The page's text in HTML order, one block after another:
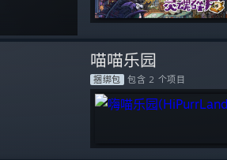
喵喵乐园
捆绑包 包含 2 个项目